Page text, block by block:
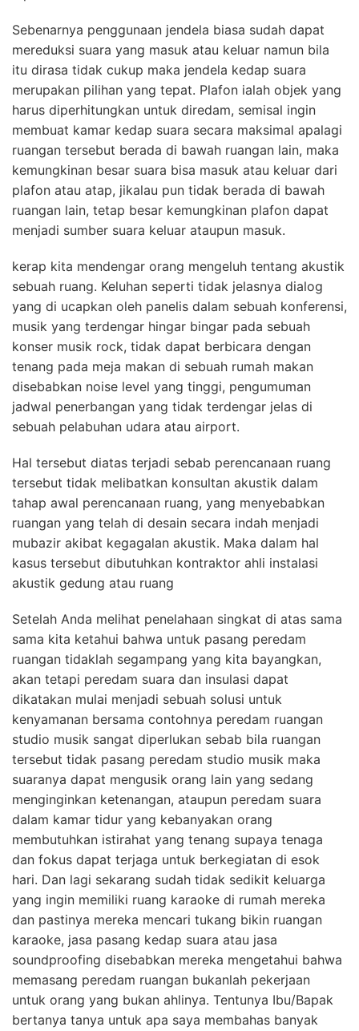
Sebenarnya penggunaan jendela biasa sudah dapat
mereduksi suara yang masuk atau keluar namun bila
itu dirasa tidak cukup maka jendela kedap suara
merupakan pilihan yang tepat. Plafon ialah objek yang
harus diperhitungkan untuk diredam, semisal ingin
membuat kamar kedap suara secara maksimal apalagi
ruangan tersebut berada di bawah ruangan lain, maka
kemungkinan besar suara bisa masuk atau keluar dari
plafon atau atap, jikalau pun tidak berada di bawah
ruangan lain, tetap besar kemungkinan plafon dapat
menjadi sumber suara keluar ataupun masuk.
kerap kita mendengar orang mengeluh tentang akustik
sebuah ruang. Keluhan seperti tidak jelasnya dialog
yang di ucapkan oleh panelis dalam sebuah konferensi,
musik yang terdengar hingar bingar pada sebuah
konser musik rock, tidak dapat berbicara dengan
tenang pada meja makan di sebuah rumah makan
disebabkan noise level yang tinggi, pengumuman
jadwal penerbangan yang tidak terdengar jelas di
sebuah pelabuhan udara atau airport.
Hal tersebut diatas terjadi sebab perencanaan ruang
tersebut tidak melibatkan konsultan akustik dalam
tahap awal perencanaan ruang, yang menyebabkan
ruangan yang telah di desain secara indah menjadi
mubazir akibat kegagalan akustik. Maka dalam hal
kasus tersebut dibutuhkan kontraktor ahli instalasi
akustik gedung atau ruang
Setelah Anda melihat penelahaan singkat di atas sama
sama kita ketahui bahwa untuk pasang peredam
ruangan tidaklah segampang yang kita bayangkan,
akan tetapi peredam suara dan insulasi dapat
dikatakan mulai menjadi sebuah solusi untuk
kenyamanan bersama contohnya peredam ruangan
studio musik sangat diperlukan sebab bila ruangan
tersebut tidak pasang peredam studio musik maka
suaranya dapat mengusik orang lain yang sedang
menginginkan ketenangan, ataupun peredam suara
dalam kamar tidur yang kebanyakan orang
membutuhkan istirahat yang tenang supaya tenaga
dan fokus dapat terjaga untuk berkegiatan di esok
hari. Dan lagi sekarang sudah tidak sedikit keluarga
yang ingin memiliki ruang karaoke di rumah mereka
dan pastinya mereka mencari tukang bikin ruangan
karaoke, jasa pasang kedap suara atau jasa
soundproofing disebabkan mereka mengetahui bahwa
memasang peredam ruangan bukanlah pekerjaan
untuk orang yang bukan ahlinya. Tentunya Ibu/Bapak
bertanya tanya untuk apa saya membahas banyak